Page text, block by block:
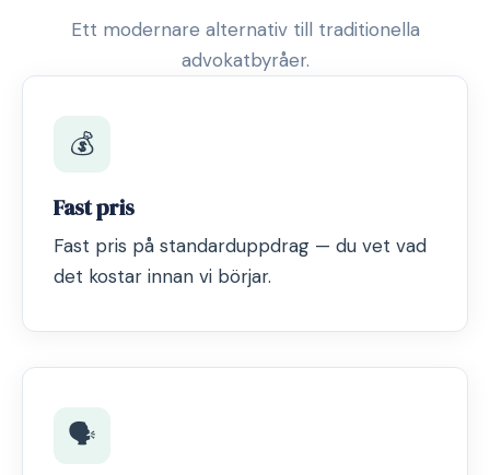
Ett modernare alternativ till traditionella
advokatbyråer.
💰
Fast pris
Fast pris på standarduppdrag — du vet vad
det kostar innan vi börjar.
🗣️